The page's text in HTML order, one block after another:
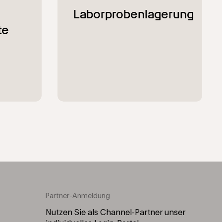
Partner-Anmeldung
Nutzen Sie als Channel-Partner unser